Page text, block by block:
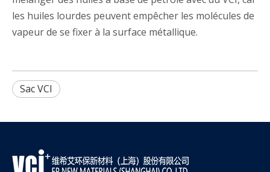
les huiles lourdes peuvent empêcher les molécules de
vapeur de se fixer à la surface métallique.
Sac VCI